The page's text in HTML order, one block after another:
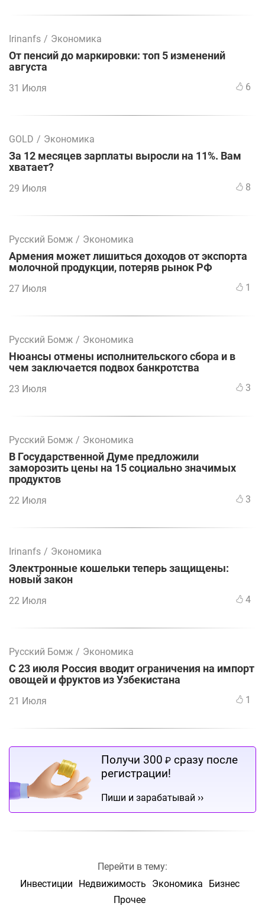
Irinanfs / Экономика
От пенсий до маркировки: топ 5 изменений
августа
31 Июля 6
GOLD / Экономика
За 12 месяцев зарплаты выросли на 11%. Вам
хватает?
29 Июля 8
Русский Бомж / Экономика
Армения может лишиться доходов от экспорта
молочной продукции, потеряв рынок РФ
27 Июля 1
Русский Бомж / Экономика
Нюансы отмены исполнительского сбора и в
чем заключается подвох банкротства
23 Июля 3
Русский Бомж / Экономика
В Государственной Думе предложили
заморозить цены на 15 социально значимых
продуктов
22 Июля 3
Irinanfs / Экономика
Электронные кошельки теперь защищены:
новый закон
22 Июля 4
Русский Бомж / Экономика
С 23 июля Россия вводит ограничения на импорт
овощей и фруктов из Узбекистана
21 Июля 1
Получи 300 ₽ сразу после
регистрации!
Пиши и зарабатывай ››
Перейти в тему:
Инвестиции
Недвижимость Экономика
Бизнес
Прочее